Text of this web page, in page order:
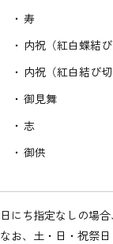
寿
内祝（紅白蝶結び
内祝（紅白結び切
御見舞
志
御供
日にち指定なしの場
なお、土・日・祝祭